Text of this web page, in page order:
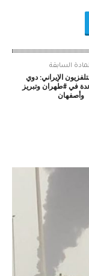
السابقة
الإيراني: دوي
في #طهران وتبريز
وأصفهان